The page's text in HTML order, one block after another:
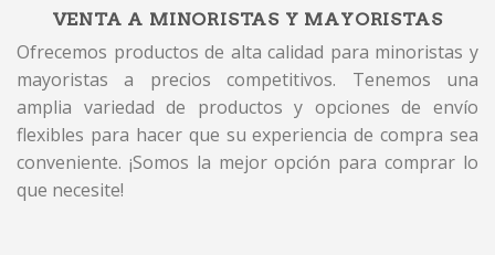
VENTA A MINORISTAS Y MAYORISTAS
Ofrecemos productos de alta calidad para minoristas y
mayoristas a precios competitivos. Tenemos una
amplia variedad de productos y opciones de envío
flexibles para hacer que su experiencia de compra sea
conveniente. ¡Somos la mejor opción para comprar lo
que necesite!